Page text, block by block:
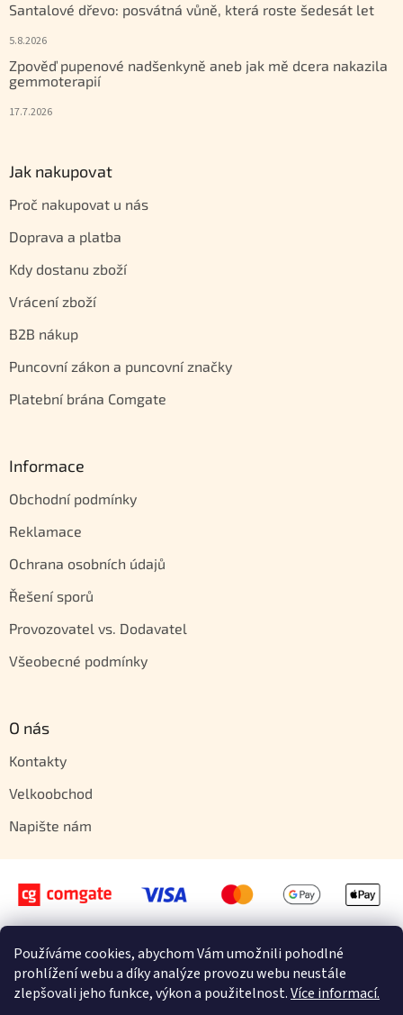
Používáme cookies, abychom Vám umožnili pohodlné
prohlížení webu a díky analýze provozu webu neustále
zlepšovali jeho funkce, výkon a použitelnost.Více informací.
Santalové dřevo: posvátná vůně, která roste šedesát let
5.8.2026
Zpověď pupenové nadšenkyně aneb jak mě dcera nakazila
gemmoterapií
17.7.2026
Jak nakupovat
Proč nakupovat u nás
Doprava a platba
Kdy dostanu zboží
Vrácení zboží
B2B nákup
Puncovní zákon a puncovní značky
Platební brána Comgate
Informace
Obchodní podmínky
Reklamace
Ochrana osobních údajů
Řešení sporů
Provozovatel vs. Dodavatel
Všeobecné podmínky
O nás
Kontakty
Velkoobchod
Napište nám
Vytvořil Shoptet